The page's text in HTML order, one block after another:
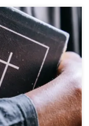
fleuve tranquille. Il
de fragilité.
spirituelle ou
peuvent
[…]